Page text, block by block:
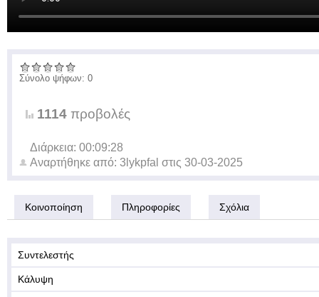
Σύνολο ψήφων: 0
1114 προβολές
Διάρκεια: 00:09:28
Αναρτήθηκε από: 3lykpfal στις 30-03-2025
Κοινοποίηση Πληροφορίες Σχόλια
Συντελεστής
Κάλυψη